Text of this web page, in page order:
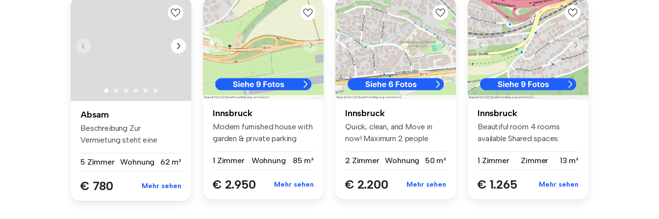
Absam
Beschreibung Zur
Vermietung steht eine
5 Zimmer
Wohnung 62 m²
€ 780 Mehr sehen
Innsbruck
Modern furnished house with
garden & private parking
1 Zimmer
Wohnung 85 m²
€ 2.950 Mehr sehen
Innsbruck
Quick, clean, and Move in
now! Maximum 2 people
2 Zimmer
Wohnung 50 m²
€ 2.200 Mehr sehen
Innsbruck
Beautiful room 4 rooms
available Shared spaces:
1 Zimmer
Zimmer 13 m²
€ 1.265 Mehr sehen